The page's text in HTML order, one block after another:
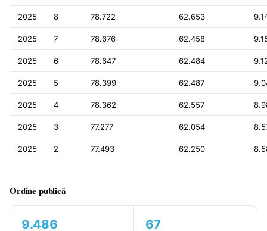
2025 8 78.722 62.653
2025 7 78.676 62.458
2025 6 78.647 62.484
2025 5 78.399 62.487
2025 4 78.362 62.557
2025 3 77.277 62.054
2025 2 77.493 62.250
Ordine publică
9.486 67